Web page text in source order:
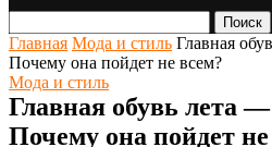
Поиск
Главная Мода и стиль Главная
Почему она пойдет не всем?
Мода и стиль
Главная обувь лета
Почему она пойдет